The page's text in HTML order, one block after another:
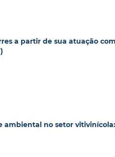
a partir de sua atuação
no setor